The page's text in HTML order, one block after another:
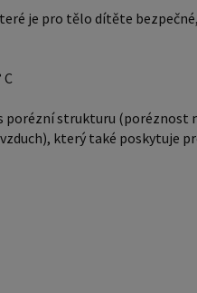
je pro tělo dítěte
porézní strukturu (poréznost
který také poskytuje